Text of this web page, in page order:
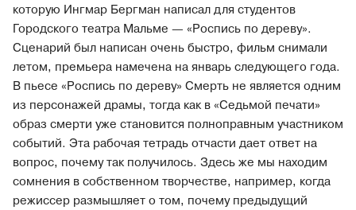
которую Ингмар Бергман написал для студентов
Городского театра Мальме — «Роспись по дереву».
Сценарий был написан очень быстро, фильм снимали
летом, премьера намечена на январь следующего года.
В пьесе «Роспись по дереву» Смерть не является одним
из персонажей драмы, тогда как в «Седьмой печати»
образ смерти уже становится полноправным участником
событий. Эта рабочая тетрадь отчасти дает ответ на
вопрос, почему так получилось. Здесь же мы находим
сомнения в собственном творчестве, например, когда
режиссер размышляет о том, почему предыдущий